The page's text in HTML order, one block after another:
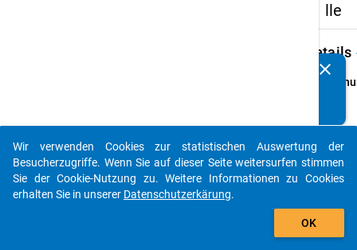
lle
Details
info
im
2014
clear
auto_stories
add_shopping_cart
Wir verwenden Cookies zur statistischen Auswertung der
Besucherzugriffe. Wenn Sie auf dieser Seite weitersurfen stimmen
Sie der Cookie-Nutzung zu. Weitere Informationen zu Cookies
erhalten Sie in unserer Datenschutzerkärung.
OK